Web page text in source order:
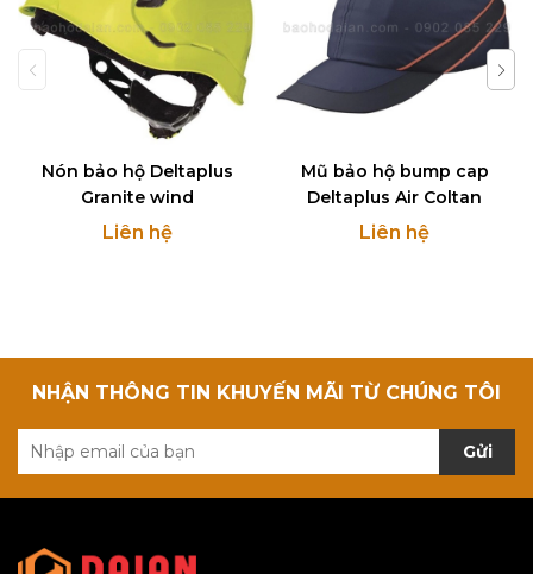
Nón bảo hộ Deltaplus
Granite wind
Liên hệ
Mũ bảo hộ bump cap
Deltaplus Air Coltan
Liên hệ
NHẬN THÔNG TIN KHUYẾN MÃI TỪ CHÚNG TÔI
Gửi